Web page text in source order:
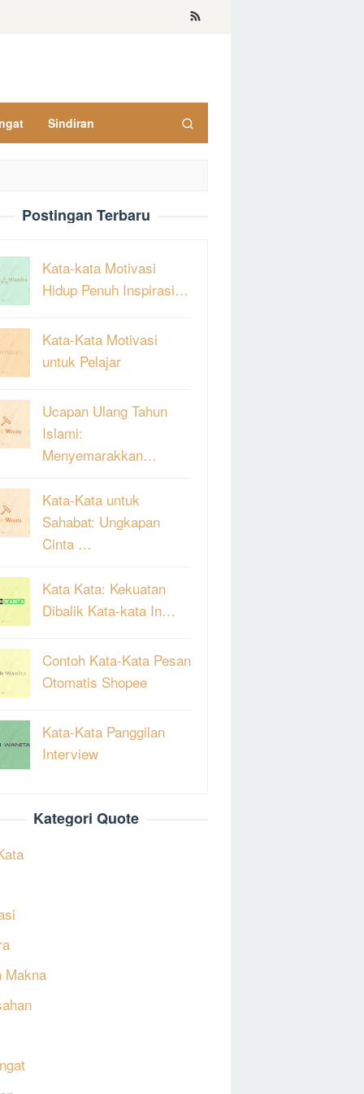
Sindiran
Postingan Terbaru
Kata-kata Motivasi
Hidup Penuh Inspirasi…
Kata-Kata Motivasi
untuk Pelajar
Ucapan Ulang Tahun
Islami:
Menyemarakkan…
Kata-Kata untuk
Sahabat: Ungkapan
Cinta …
Kata Kata: Kekuatan
Dibalik Kata-kata In…
Contoh Kata-Kata Pesan
Otomatis Shopee
Kata-Kata Panggilan
Interview
Kategori Quote
Makna